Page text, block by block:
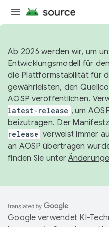
Ab 2026 werden wir, um
Entwicklungsmodell für
die Plattformstabilität für
gewährleisten, den
AOSP veröffentlichen.
latest-release , um
beizutragen. Der
release verweist immer
an AOSP übertragen
finden Sie unter
Google verwendet KI-